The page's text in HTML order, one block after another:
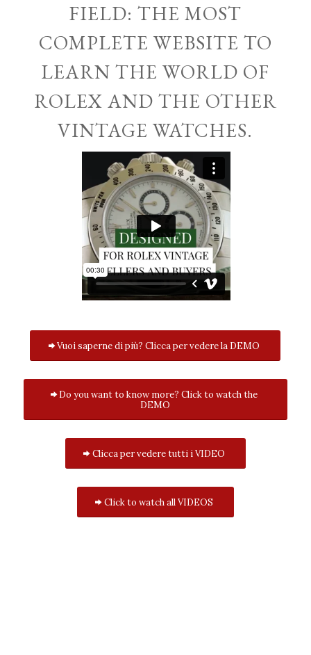
FIELD: THE MOST
COMPLETE WEBSITE TO
LEARN THE WORLD OF
ROLEX AND THE OTHER
VINTAGE WATCHES.
Vuoi saperne di più? Clicca per vedere la DEMO
Do you want to know more? Click to watch the
DEMO
Clicca per vedere tutti i VIDEO
Click to watch all VIDEOS